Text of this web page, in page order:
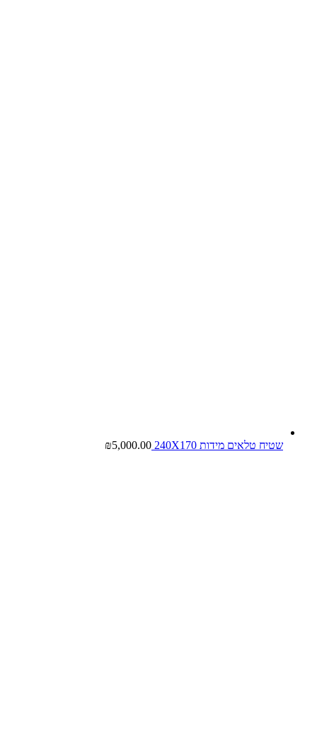
שטיח טלאים מידות 240X170 ₪5,000.00